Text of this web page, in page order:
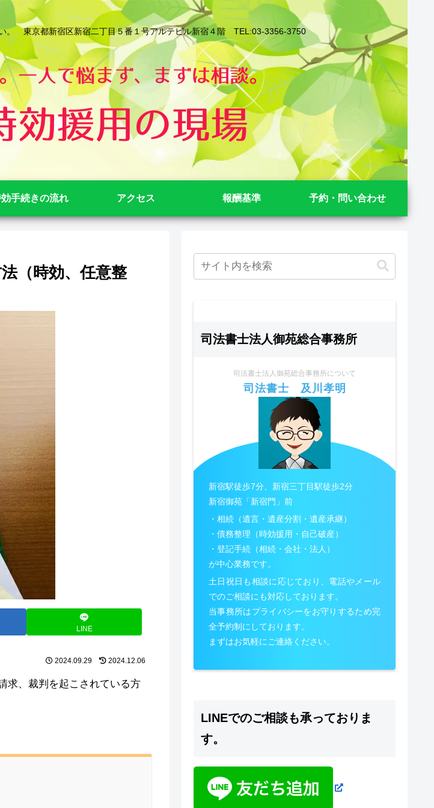
。 東京都新宿区新宿二丁目５番１号アルテビル新宿４階 TEL:03-3356-3750
効手続きの流れ アクセス 報酬基準 予約・問い合わせ
（時効、任意整
LINE
2024.09.29 2024.12.06
求、裁判を起こされている方
司法書士法人御苑総合事務所
司法書士法人御苑総合事務所について
司法書士 及川孝明
新宿駅徒歩7分、新宿三丁目駅徒歩2分
新宿御苑「新宿門」前
・相続（遺言・遺産分割・遺産承継）
・債務整理（時効援用・自己破産）
・登記手続（相続・会社・法人）
が中心業務です。
土日祝日も相談に応じており、電話やメール
でのご相談にも対応しております。
当事務所はプライバシーをお守りするため完
全予約制にしております。
まずはお気軽にご連絡ください。
LINEでのご相談も承っておりま
す。